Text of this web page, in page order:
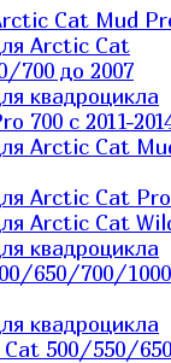
Cat Mud
Arctic Cat
700 до 2007
квадроцикла
700 с 2011-
Arctic Cat
Arctic Cat
Arctic Cat
квадроцикла
650/700/1000
квадроцикла
500/550/